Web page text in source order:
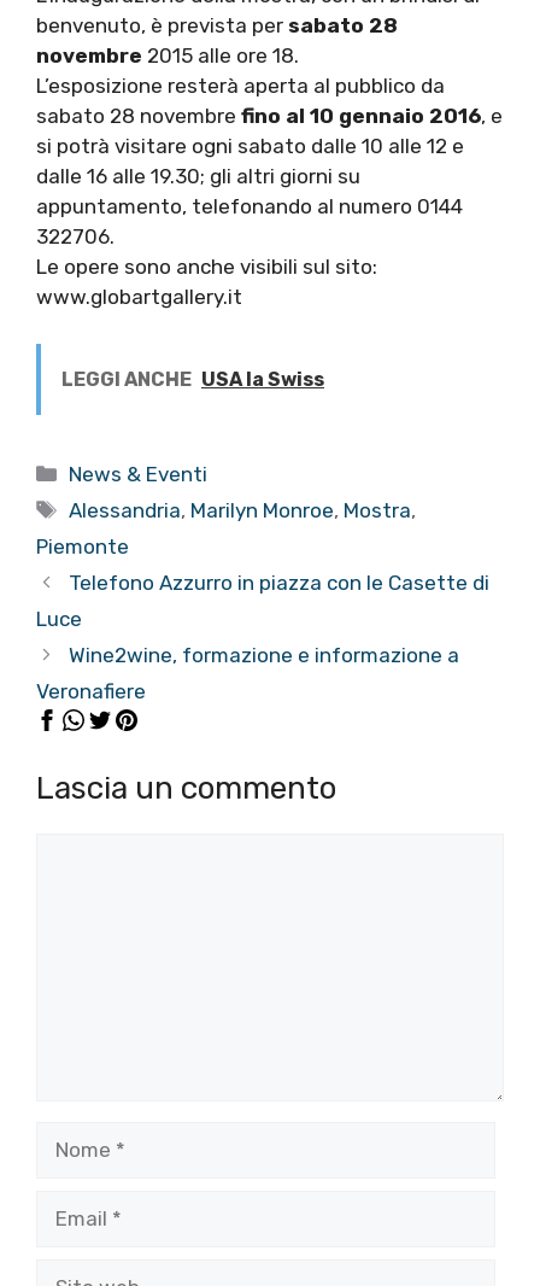
benvenuto, è prevista per sabato 28
novembre 2015 alle ore 18.
L’esposizione resterà aperta al pubblico da
sabato 28 novembre fino al 10 gennaio 2016, e
si potrà visitare ogni sabato dalle 10 alle 12 e
dalle 16 alle 19.30; gli altri giorni su
appuntamento, telefonando al numero 0144
322706.
Le opere sono anche visibili sul sito:
www.globartgallery.it
LEGGI ANCHE USA la Swiss
Categorie
News & Eventi
Tag
Alessandria, Marilyn Monroe, Mostra,
Piemonte
Telefono Azzurro in piazza con le Casette di
Luce
Wine2wine, formazione e informazione a
Veronafiere
Lascia un commento